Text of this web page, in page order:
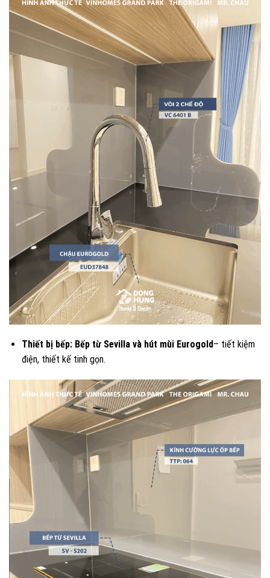
Thiết bị bếp: Bếp từ Sevilla và hút mùi Eurogold– tiết kiệm
điện, thiết kế tinh gọn.